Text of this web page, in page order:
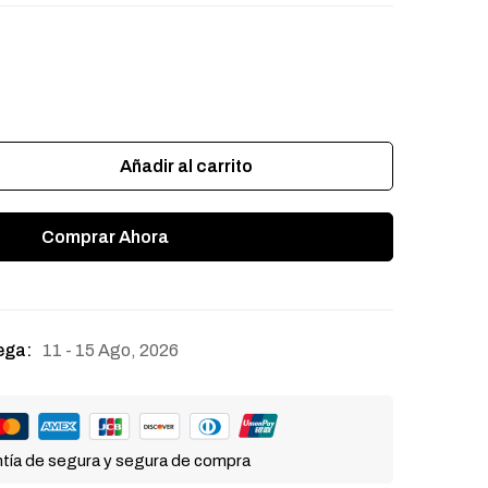
Añadir al carrito
Comprar Ahora
11 - 15 Ago, 2026
de segura y segura de compra